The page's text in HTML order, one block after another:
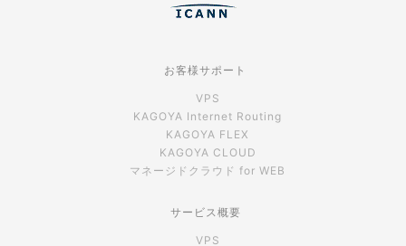
お客様サポート
VPS
KAGOYA Internet Routing
KAGOYA FLEX
KAGOYA CLOUD
マネージドクラウド for WEB
サービス概要
VPS